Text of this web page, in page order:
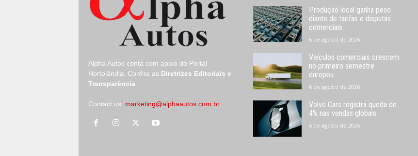
Alpha Autos conta com apoio do Portal
Hortolândia.
Confira as Diretrizes Editoriais e
Transparência
Contact us: marketing@alphaautos.com.br
Produção local ganha peso
diante de tarifas e disputas
comerciais
6 de agosto de 2026
Veículos comerciais crescem
no primeiro semestre
europeu
6 de agosto de 2026
Volvo Cars registra queda de
4% nas vendas globais
6 de agosto de 2026